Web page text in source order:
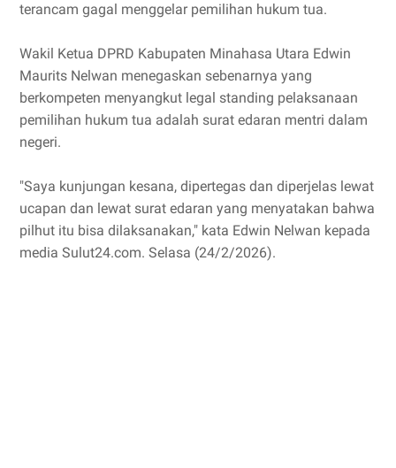
terancam gagal menggelar pemilihan hukum tua.
Wakil Ketua DPRD Kabupaten Minahasa Utara Edwin
Maurits Nelwan menegaskan sebenarnya yang
berkompeten menyangkut legal standing pelaksanaan
pemilihan hukum tua adalah surat edaran mentri dalam
negeri.
"Saya kunjungan kesana, dipertegas dan diperjelas lewat
ucapan dan lewat surat edaran yang menyatakan bahwa
pilhut itu bisa dilaksanakan," kata Edwin Nelwan kepada
media Sulut24.com. Selasa (24/2/2026).